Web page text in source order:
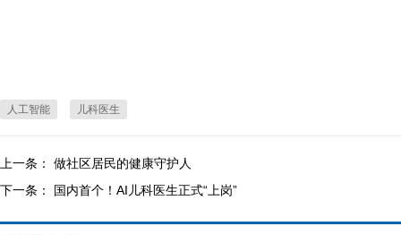
人工智能 儿科医生
上一条： 做社区居民的健康守护人
下一条： 国内首个！AI儿科医生正式“上岗”